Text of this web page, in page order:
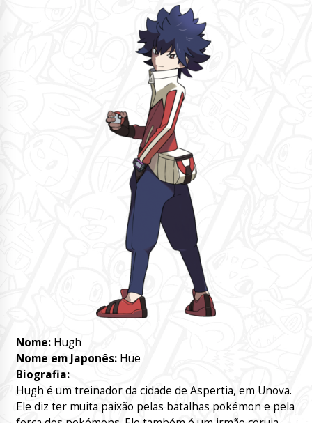
Nome:Hugh
Nome em Japonês:Hue
Biografia:
Hugh é um treinador da cidade de Aspertia, em Unova.
Ele diz ter muita paixão pelas batalhas pokémon e pela